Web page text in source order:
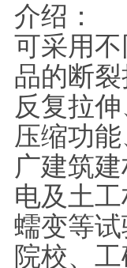
介绍：
可采用
品的断
反复拉
压缩功
广建筑
电及土
蠕变等
院校、